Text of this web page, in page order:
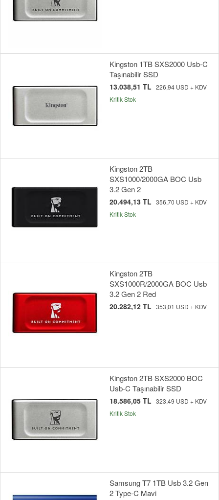
Kingston 1TB SXS2000 Usb-C
Taşınabilir SSD
13.038,51 TL 226,94 USD + KDV
Kritik Stok
Kingston 2TB
SXS1000/2000GA BOC Usb
3.2 Gen 2
20.494,13 TL 356,70 USD + KDV
Kritik Stok
Kingston 2TB
SXS1000R/2000GA BOC Usb
3.2 Gen 2 Red
20.282,12 TL 353,01 USD + KDV
Kingston 2TB SXS2000 BOC
Usb-C Taşınabilir SSD
18.586,05 TL 323,49 USD + KDV
Kritik Stok
Samsung T7 1TB Usb 3.2 Gen
2 Type-C Mavi